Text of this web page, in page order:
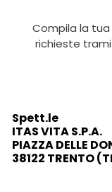
Compila la
richieste
Spett.le
ITAS VITA S.P.A.
PIAZZA DELLE
38122 TRENTO